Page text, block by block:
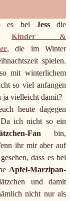
es bei Jessdie
Kinder &
, die im Winter
spielen.
mit winterlichem
so viel anfangen
ja vielleicht damit?
heute dagegen
ich nicht so ein
Fan bin,
ihr mir aber auf
dass es bei
Apfel-Marzipan-
und damit
nicht nur als